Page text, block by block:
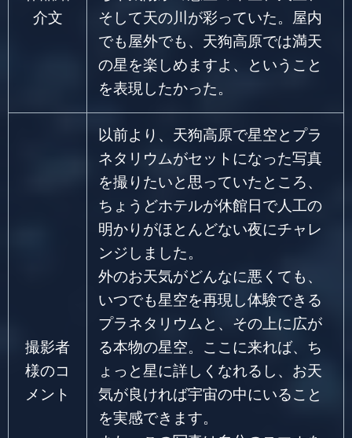
介文
そして天の川が彩っていた。屋内
でも屋外でも、天狗高原では満天
の星を楽しめますよ、ということ
を表現したかった。
撮影者
様のコ
メント
以前より、天狗高原で星空とプラ
ネタリウムがセットになった写真
を撮りたいと思っていたところ、
ちょうどホテルが休館日で人工の
明かりがほとんどない夜にチャレ
ンジしました。
外のお天気がどんなに悪くても、
いつでも星空を再現し体験できる
プラネタリウムと、その上に広が
る本物の星空。ここに来れば、ち
ょっと星に詳しくなれるし、お天
気が良ければ宇宙の中にいること
を実感できます。